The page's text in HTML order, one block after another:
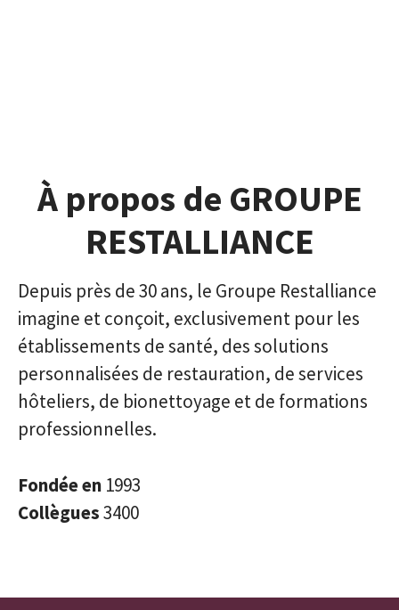
À propos de GROUPE
RESTALLIANCE
Depuis près de 30 ans, le Groupe Restalliance
imagine et conçoit, exclusivement pour les
établissements de santé, des solutions
personnalisées de restauration, de services
hôteliers, de bionettoyage et de formations
professionnelles.
Fondée en 1993
Collègues3400